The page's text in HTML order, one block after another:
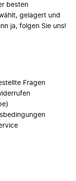
besten
gelagert und
ja, folgen Sie uns!
Fragen